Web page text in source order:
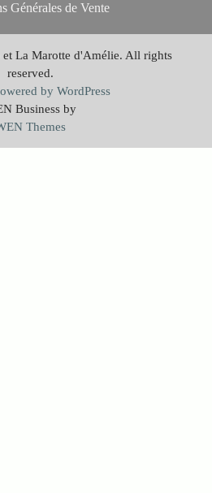
Générales de Vente
La Marotte d'Amélie. All rights
reserved.
by WordPress
Business by
Themes